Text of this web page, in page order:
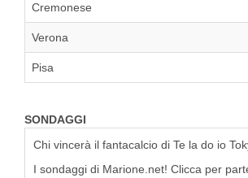
Cremonese
Verona
Pisa
SONDAGGI
Chi vincerà il fantacalcio di Te la do io
I sondaggi di Marione.net! Clicca per